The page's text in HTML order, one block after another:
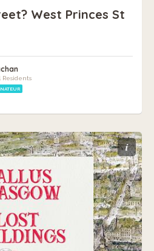
West Princes St
Residents
i